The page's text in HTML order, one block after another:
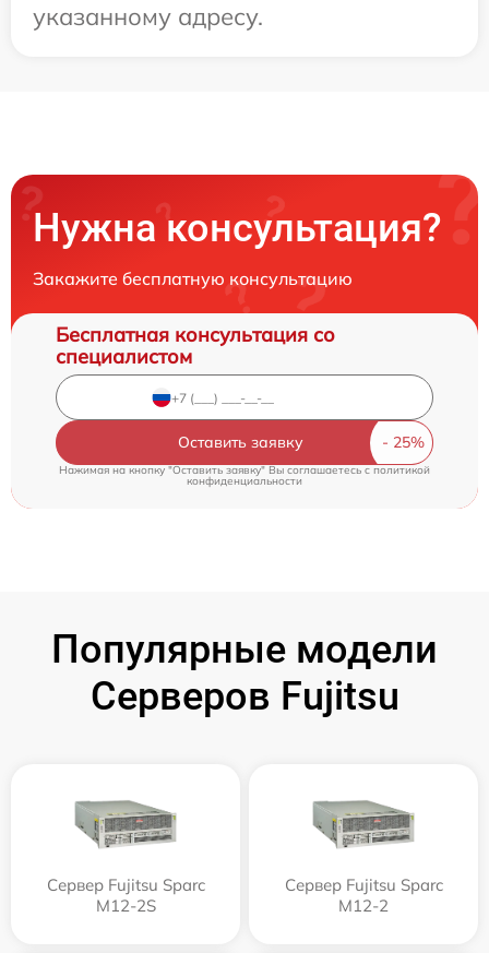
указанному адресу.
Нужна консультация?
Закажите бесплатную консультацию
Бесплатная консультация со
специалистом
Оставить заявку
Нажимая на кнопку "Оставить заявку" Вы соглашаетесь cполитикой
конфиденциальности
Популярные модели
Серверов Fujitsu
Сервер Fujitsu Sparc
M12-2S
Сервер Fujitsu Sparc
M12-2